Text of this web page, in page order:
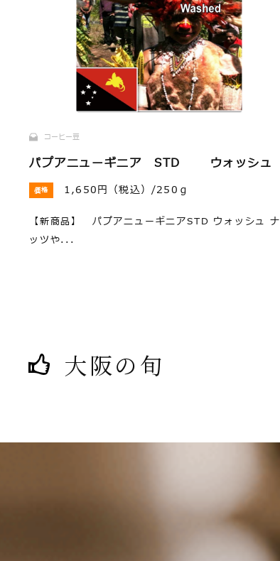
コーヒー豆
パプアニューギニア STD ウォッシュ
価格 1,650円（税込）/250ｇ
【新商品】 パプアニューギニアSTD ウォッシュ ナ
ッツや...
大阪の旬